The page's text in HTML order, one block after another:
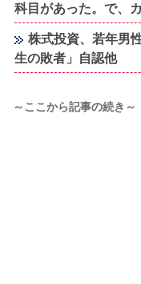
科目があった。で、
株式投資、若年男
生の敗者」自認他
～ここから記事の続き～